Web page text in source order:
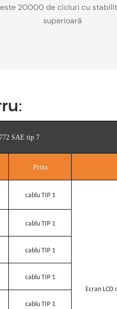
20000 de cicluri cu
superioară
SAE tip 7
Priza
cablu TIP 1
Ecran
cablu TIP 1
cablu TIP 1
cablu TIP 1
cablu TIP 1